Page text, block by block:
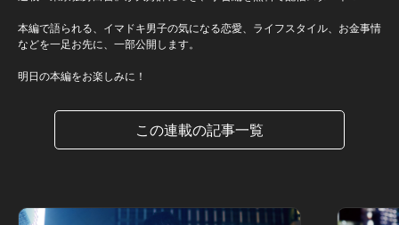
本編で語られる、イマドキ男子の気になる恋愛、ライフスタイル、お金事情
などを一足お先に、一部公開します。
明日の本編をお楽しみに！
この連載の記事一覧